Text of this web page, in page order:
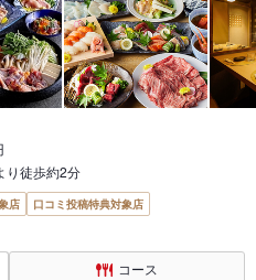
り徒歩約2分
店
口コミ投稿特典対象店
コース